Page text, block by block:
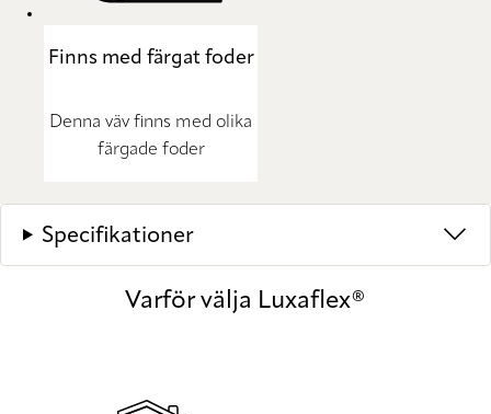
Finns med färgat foder
Denna väv finns med olika
färgade foder
Specifikationer
Varför välja Luxaflex®